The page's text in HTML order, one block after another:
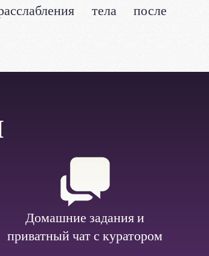
тела после
Домашние задания и
приватный чат с куратором